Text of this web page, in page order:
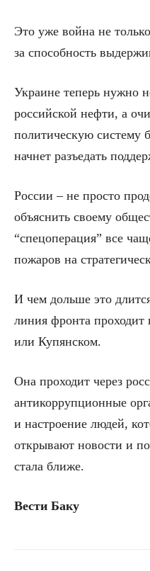
Это уже война не
за способность
Украине теперь нужно
российской нефти, а
политическую систему
начнет разъедать
России – не просто
объяснить своему
“спецоперация” все
пожаров на
И чем дольше это
линия фронта проходит
или Купянском.
Она проходит через
антикоррупционные
и настроение людей,
открывают новости и
стала ближе.
Вести Баку